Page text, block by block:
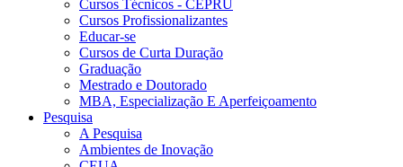
Cursos Técnicos - CEPRU
Cursos Profissionalizantes
Educar-se
Cursos de Curta Duração
Graduação
Mestrado e Doutorado
MBA, Especialização E Aperfeiçoamento
Pesquisa
A Pesquisa
Ambientes de Inovação